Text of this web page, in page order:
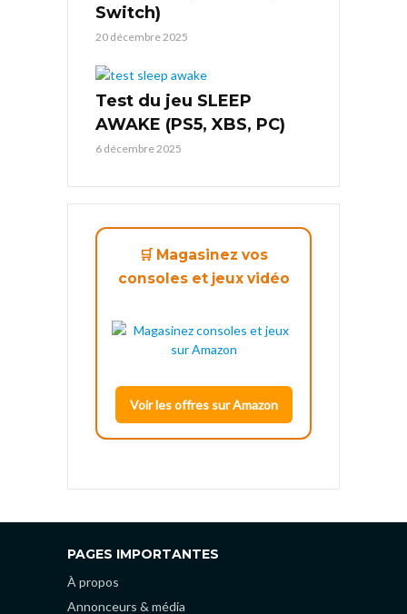
Switch)
20 décembre 2025
Test du jeu SLEEP
AWAKE (PS5, XBS, PC)
6 décembre 2025
🛒 Magasinez vos
consoles et jeux vidéo
Voir les offres sur Amazon
PAGES IMPORTANTES
À propos
Annonceurs & média